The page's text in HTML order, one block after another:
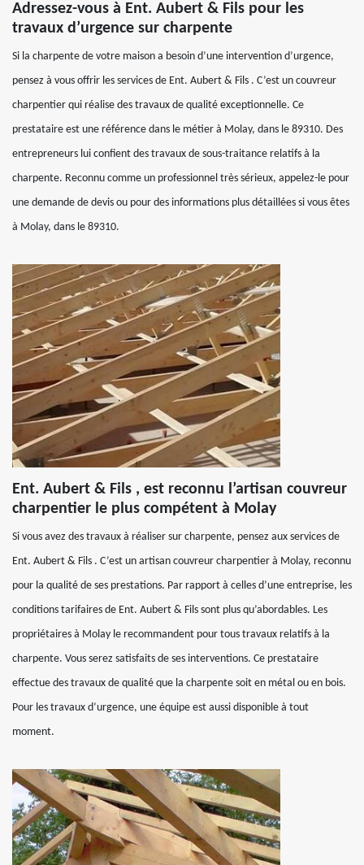
Adressez-vous à Ent. Aubert & Fils pour les
travaux d’urgence sur charpente
Si la charpente de votre maison a besoin d’une intervention d’urgence,
pensez à vous offrir les services de Ent. Aubert & Fils . C’est un couvreur
charpentier qui réalise des travaux de qualité exceptionnelle. Ce
prestataire est une référence dans le métier à Molay, dans le 89310. Des
entrepreneurs lui confient des travaux de sous-traitance relatifs à la
charpente. Reconnu comme un professionnel très sérieux, appelez-le pour
une demande de devis ou pour des informations plus détaillées si vous êtes
à Molay, dans le 89310.
Ent. Aubert & Fils , est reconnu l’artisan couvreur
charpentier le plus compétent à Molay
Si vous avez des travaux à réaliser sur charpente, pensez aux services de
Ent. Aubert & Fils . C’est un artisan couvreur charpentier à Molay, reconnu
pour la qualité de ses prestations. Par rapport à celles d’une entreprise, les
conditions tarifaires de Ent. Aubert & Fils sont plus qu’abordables. Les
propriétaires à Molay le recommandent pour tous travaux relatifs à la
charpente. Vous serez satisfaits de ses interventions. Ce prestataire
effectue des travaux de qualité que la charpente soit en métal ou en bois.
Pour les travaux d’urgence, une équipe est aussi disponible à tout
moment.